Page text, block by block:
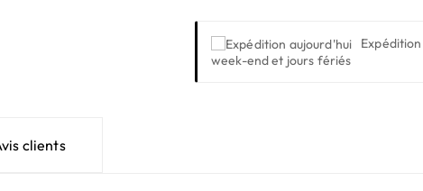
week-end et jours fériés
clients